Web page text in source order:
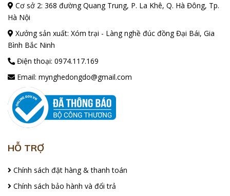
Cơ sở 2: 368 đường Quang Trung, P. La Khê, Q. Hà Đông, Tp.
Hà Nội
Xưởng sản xuất: Xóm trại - Làng nghề đúc đồng Đại Bái, Gia
Bình Bắc Ninh
Điện thoại: 0974.117.169
Email: mynghedongdo@gmail.com
HỖ TRỢ
Chính sách đặt hàng & thanh toán
Chính sách bảo hành và đổi trả